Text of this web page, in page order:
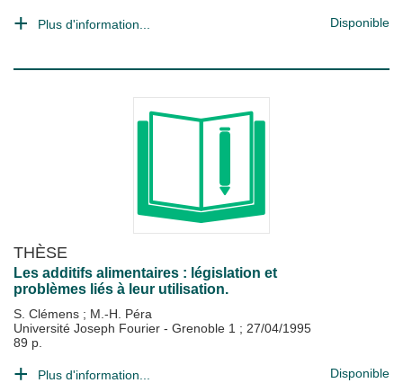
Plus d'information... Disponible
THÈSE
Les additifs alimentaires : législation et
problèmes liés à leur utilisation.
S. Clémens ; M.-H. Péra
Université Joseph Fourier - Grenoble 1 ; 27/04/1995
89 p.
Plus d'information... Disponible